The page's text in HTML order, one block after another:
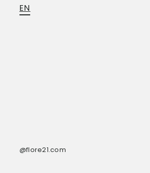
EN
@flore21.com